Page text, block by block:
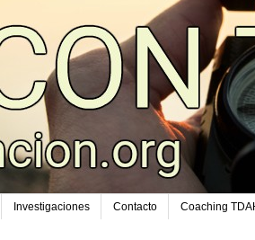
Investigaciones Contacto Coaching